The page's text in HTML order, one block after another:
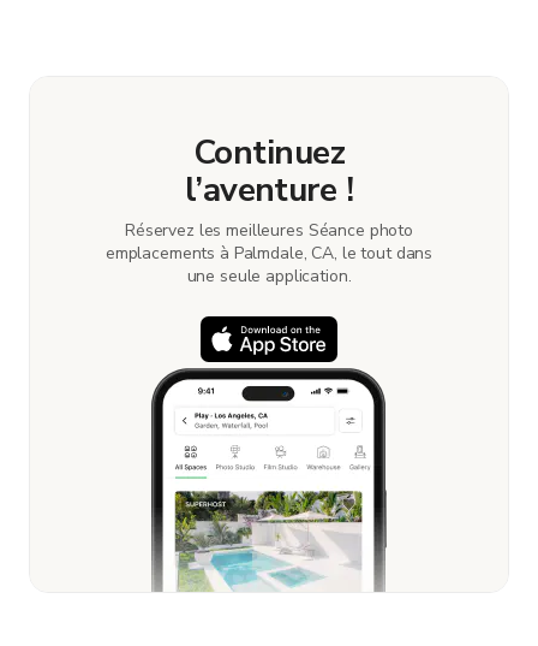
Continuez
l’aventure !
Réservez les meilleures Séance photo
emplacements à Palmdale, CA, le tout dans
une seule application.